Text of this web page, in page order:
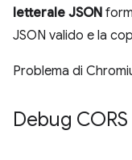
letterale JSON
JSON valido e la
Problema di
Debug